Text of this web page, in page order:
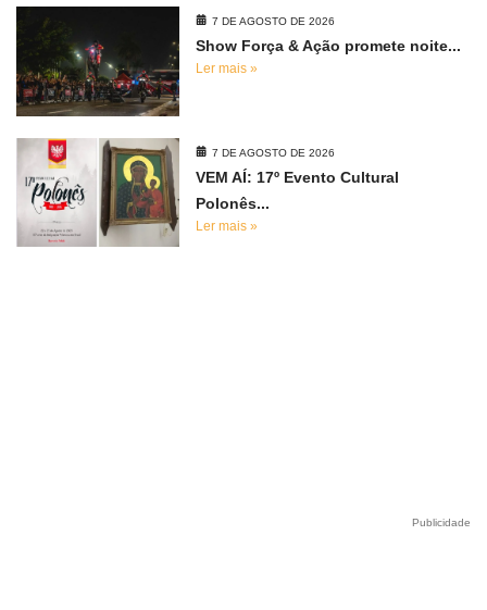
7 DE AGOSTO DE 2026
Show Força & Ação promete noite...
Ler mais »
7 DE AGOSTO DE 2026
VEM AÍ: 17º Evento Cultural
Polonês...
Ler mais »
Publicidade